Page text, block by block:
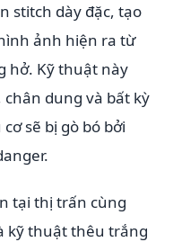
stitch dày đặc, tạo
ảnh hiện ra từ
hở. Kỹ thuật này
dung và bất kỳ
sẽ bị gò bó bởi
tại thị trấn cùng
kỹ thuật thêu trắng